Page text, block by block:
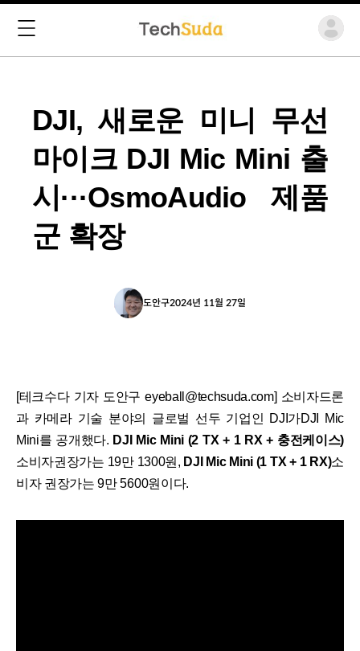
DJI, 새로운 미니 무선
마이크 DJI Mic Mini 출
시···OsmoAudio 제품
군 확장
도안구2024년 11월 27일
[테크수다 기자 도안구 eyeball@techsuda.com] 소비자드론
과 카메라 기술 분야의 글로벌 선두 기업인 DJI가DJI Mic
Mini를 공개했다. DJI Mic Mini (2 TX + 1 RX + 충전케이스)
소비자권장가는 19만 1300원, DJI Mic Mini (1 TX + 1 RX)소
비자 권장가는 9만 5600원이다.